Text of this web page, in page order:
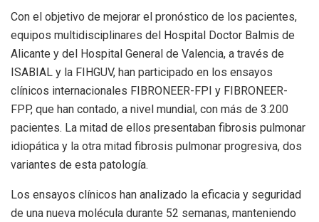
Con el objetivo de mejorar el pronóstico de los pacientes,
equipos multidisciplinares del Hospital Doctor Balmis de
Alicante y del Hospital General de Valencia, a través de
ISABIAL y la FIHGUV, han participado en los ensayos
clínicos internacionales FIBRONEER-FPI y FIBRONEER-
FPP, que han contado, a nivel mundial, con más de 3.200
pacientes. La mitad de ellos presentaban fibrosis pulmonar
idiopática y la otra mitad fibrosis pulmonar progresiva, dos
variantes de esta patología.
Los ensayos clínicos han analizado la eficacia y seguridad
de una nueva molécula durante 52 semanas, manteniendo